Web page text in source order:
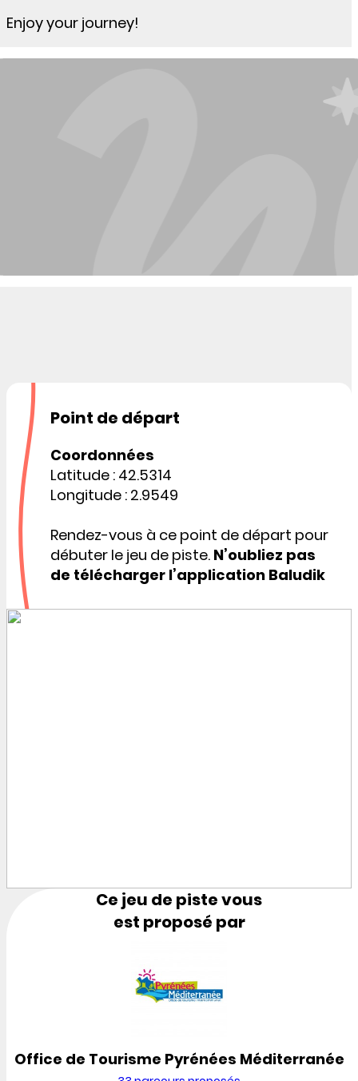
Enjoy your journey!
Point de départ
Coordonnées
Latitude : 42.5314
Longitude : 2.9549
Rendez-vous à ce point de départ pour
débuter le jeu de piste. N’oubliez pas
de télécharger l’application Baludik
Ce jeu de piste vous
est proposé par
Office de Tourisme Pyrénées Méditerranée